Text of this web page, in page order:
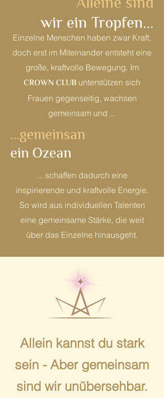
wir ein Tropfen...
Einzelne Menschen haben zwar Kraft,
doch erst im Miteinander entsteht eine
große, kraftvolle Bewegung. Im
CROWN CLUB unterstützen sich
Frauen gegenseitig, wachsen
gemeinsam und ...
...gemeinsan
ein Ozean
... schaffen dadurch eine
inspirierende und kraftvolle Energie.
So wird aus individuellen Talenten
eine gemeinsame Stärke, die weit
über das Einzelne hinausgeht.
Allein kannst du stark
sein - Aber gemeinsam
sind wir unübersehbar.